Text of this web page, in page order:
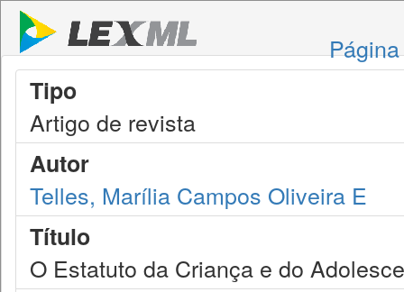
Tipo
Artigo de revista
Autor
Telles, Marília Campos Oliveira E
Título
O Estatuto da Criança e do